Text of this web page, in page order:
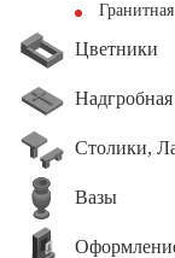
Гранитная
Цветники
Столики,
Вазы